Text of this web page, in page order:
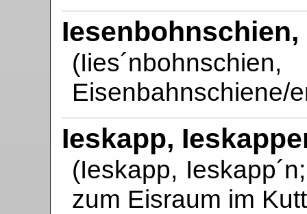
Eisenbahnschiene/
Ieskapp,
(Ieskapp,
zum Eisraum im